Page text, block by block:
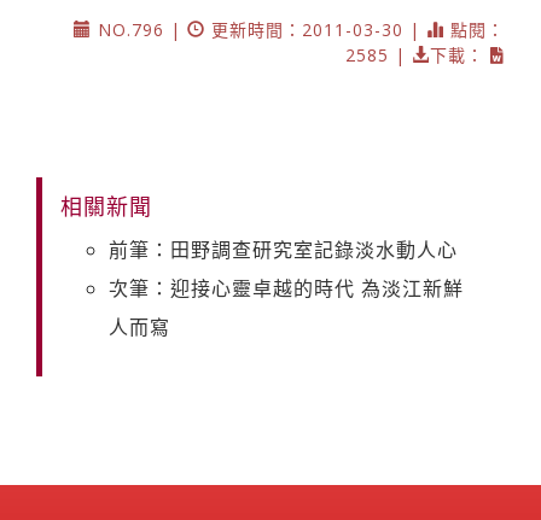
NO.796 |
更新時間：2011-03-30 |
點閱：
2585 |
下載：
相關新聞
前筆：田野調查研究室記錄淡水動人心
次筆：迎接心靈卓越的時代 為淡江新鮮
人而寫